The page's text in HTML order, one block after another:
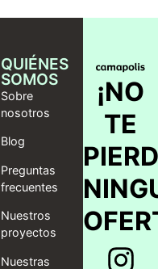
QUIÉNES
SOMOS
Sobre
nosotros
Blog
Preguntas
frecuentes
Nuestros
proyectos
Nuestras
¡NO
TE